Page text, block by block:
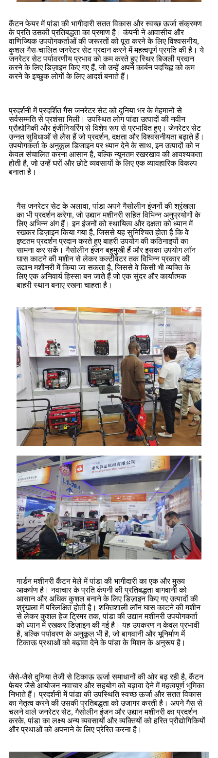
कैंटन फेयर में पांडा की भागीदारी सतत विकास और स्वच्छ ऊर्जा संक्रमण
के प्रति उसकी प्रतिबद्धता का प्रमाण है। कंपनी ने आवासीय और
वाणिज्यिक उपयोगकर्ताओं की जरूरतों को पूरा करने के लिए विश्वसनीय,
कुशल गैस-चालित जनरेटर सेट प्रदान करने में महत्वपूर्ण प्रगति की है। ये
जनरेटर सेट पर्यावरणीय प्रभाव को कम करते हुए स्थिर बिजली प्रदान
करने के लिए डिज़ाइन किए गए हैं, जो उन्हें अपने कार्बन पदचिह्न को कम
करने के इच्छुक लोगों के लिए आदर्श बनाते हैं।
प्रदर्शनी में प्रदर्शित गैस जनरेटर सेट को दुनिया भर के मेहमानों से
सर्वसम्मति से प्रशंसा मिली। उपस्थित लोग पांडा उत्पादों की नवीन
प्रौद्योगिकी और इंजीनियरिंग से विशेष रूप से प्रभावित हुए। जेनरेटर सेट
उन्नत सुविधाओं से लैस हैं जो प्रदर्शन, दक्षता और विश्वसनीयता बढ़ाते हैं।
उपयोगकर्ता के अनुकूल डिजाइन पर ध्यान देने के साथ, इन उत्पादों को न
केवल संचालित करना आसान है, बल्कि न्यूनतम रखरखाव की आवश्यकता
होती है, जो उन्हें घरों और छोटे व्यवसायों के लिए एक व्यावहारिक विकल्प
बनाता है।
गैस जनरेटर सेट के अलावा, पांडा अपने गैसोलीन इंजनों की श्रृंखला
का भी प्रदर्शन करेगा, जो उद्यान मशीनरी सहित विभिन्न अनुप्रयोगों के
लिए अभिन्न अंग हैं। इन इंजनों को स्थायित्व और दक्षता को ध्यान में
रखकर डिज़ाइन किया गया है, जिससे यह सुनिश्चित होता है कि वे
इष्टतम प्रदर्शन प्रदान करते हुए बाहरी उपयोग की कठिनाइयों का
सामना कर सकें। गैसोलीन इंजन बहुमुखी हैं और इसका उपयोग लॉन
घास काटने की मशीन से लेकर कल्टीवेटर तक विभिन्न प्रकार की
उद्यान मशीनरी में किया जा सकता है, जिससे वे किसी भी व्यक्ति के
लिए एक अनिवार्य हिस्सा बन जाते हैं जो एक सुंदर और कार्यात्मक
बाहरी स्थान बनाए रखना चाहता है।
गार्डन मशीनरी कैंटन मेले में पांडा की भागीदारी का एक और मुख्य
आकर्षण है। नवाचार के प्रति कंपनी की प्रतिबद्धता बागवानी को
आसान और अधिक कुशल बनाने के लिए डिज़ाइन किए गए उत्पादों की
श्रृंखला में परिलक्षित होती है। शक्तिशाली लॉन घास काटने की मशीन
से लेकर कुशल हेज ट्रिमर तक, पांडा की उद्यान मशीनरी उपयोगकर्ता
को ध्यान में रखकर डिज़ाइन की गई है। यह उपकरण न केवल प्रभावी
है, बल्कि पर्यावरण के अनुकूल भी है, जो बागवानी और भूनिर्माण में
टिकाऊ प्रथाओं को बढ़ावा देने के पांडा के मिशन के अनुरूप है।
जैसे-जैसे दुनिया तेजी से टिकाऊ ऊर्जा समाधानों की ओर बढ़ रही है, कैंटन
फेयर जैसे आयोजन नवाचार और सहयोग को बढ़ावा देने में महत्वपूर्ण भूमिका
निभाते हैं। प्रदर्शनी में पांडा की उपस्थिति स्वच्छ ऊर्जा और सतत विकास
का नेतृत्व करने की उसकी प्रतिबद्धता को उजागर करती है। अपने गैस से
चलने वाले जनरेटर सेट, गैसोलीन इंजन और उद्यान मशीनरी का प्रदर्शन
करके, पांडा का लक्ष्य अन्य व्यवसायों और व्यक्तियों को हरित प्रौद्योगिकियों
और प्रथाओं को अपनाने के लिए प्रेरित करना है।